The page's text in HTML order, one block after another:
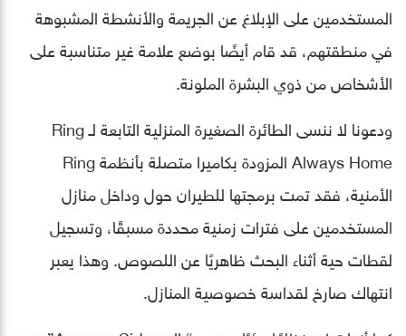
المستخدمين على الإبلاغ عن الجريمة والأنشطة المشبوهة
في منطقتهم، قد قام أيضًا بوضع علامة غير متناسبة على
الأشخاص من ذوي البشرة الملونة.
ودعونا لا ننسى الطائرة الصغيرة المنزلية التابعة لـ Ring
Always Home المزودة بكاميرا متصلة بأنظمة Ring
الأمنية، فقد تمت برمجتها للطيران حول وداخل منازل
المستخدمين على فترات زمنية محددة مسبقًا، وتسجيل
لقطات حية أثناء البحث ظاهريًا عن اللصوص. وهذا يعبر
انتهاك صارخ لقداسة خصوصية المنازل.